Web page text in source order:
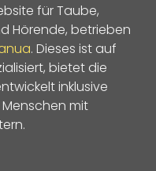
für Taube,
Hörende, betrieben
. Dieses ist auf
bietet die
inklusive
mit